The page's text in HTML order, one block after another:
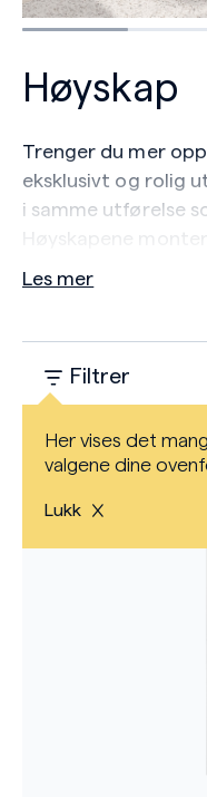
Høyskap
Trenger du mer
eksklusivt og rolig
i samme utførelse
Høyskapene
støtteben. Velg
Les mer
Filtrer
Her vises det
valgene dine
Lukk